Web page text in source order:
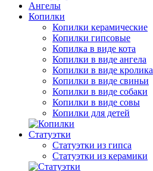
Ангелы
Копилки
Копилки керамические
Копилки гипсовые
Копилка в виде кота
Копилки в виде ангела
Копилки в виде кролика
Копилки в виде свиньи
Копилки в виде собаки
Копилки в виде совы
Копилки для детей
Статуэтки
Статуэтки из гипса
Статуэтки из керамики